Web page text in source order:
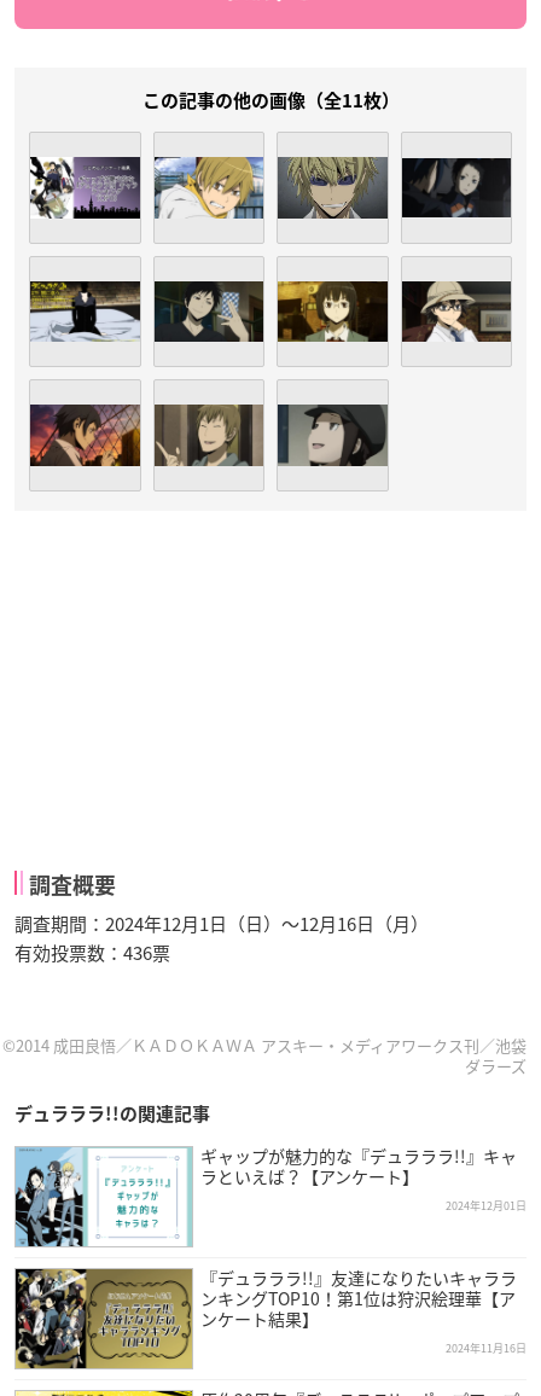
この記事の他の画像（全11枚）
調査概要
調査期間：2024年12月1日（日）～12月16日（月）
有効投票数：436票
©2014 成田良悟／ＫＡＤＯＫＡＷＡ アスキー・メディアワークス刊／池袋
ダラーズ
デュラララ!!の関連記事
ギャップが魅力的な『デュラララ!!』キャ
ラといえば？【アンケート】
2024年12月01日
『デュラララ!!』友達になりたいキャララ
ンキングTOP10！第1位は狩沢絵理華【ア
ンケート結果】
2024年11月16日